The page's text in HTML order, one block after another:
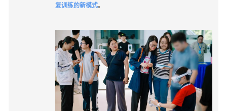
复训练的新模式。